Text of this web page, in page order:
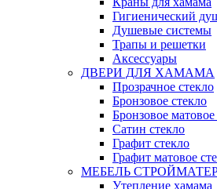
Гигиенический
Душевые системы
Трапы и решетки
Аксессуары
ДВЕРИ ДЛЯ ХАМАМА
Прозрачное стекло
Бронзовое стекло
Бронзовое матовое
Сатин стекло
Графит стекло
Графит матовое
МЕБЕЛЬ
Утепление хамама